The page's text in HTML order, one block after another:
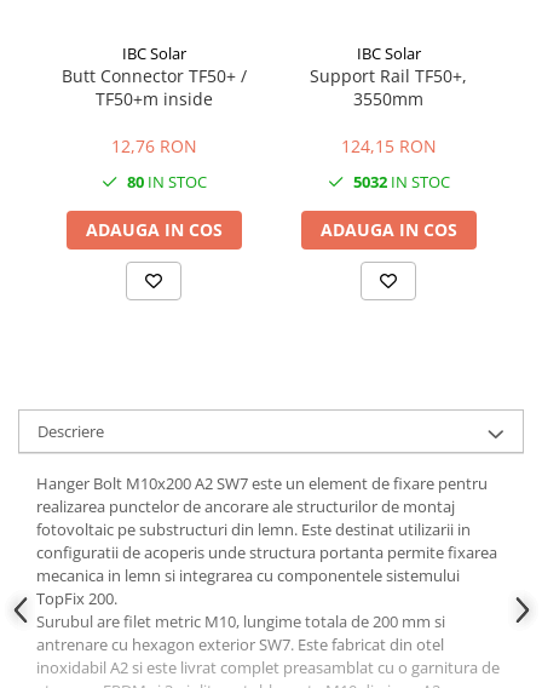
IBC Solar
Butt Connector TF50+ /
TF50+m inside
12,76 RON
80IN STOC
ADAUGA IN COS
IBC Solar
Support Rail TF50+,
3550mm
124,15 RON
5032IN STOC
ADAUGA IN COS
Descriere
Hanger Bolt M10x200 A2 SW7 este un element de fixare pentru
realizarea punctelor de ancorare ale structurilor de montaj
fotovoltaic pe substructuri din lemn. Este destinat utilizarii in
configuratii de acoperis unde structura portanta permite fixarea
mecanica in lemn si integrarea cu componentele sistemului
TopFix 200.
Surubul are filet metric M10, lungime totala de 200 mm si
antrenare cu hexagon exterior SW7. Este fabricat din otel
inoxidabil A2 si este livrat complet preasamblat cu o garnitura de